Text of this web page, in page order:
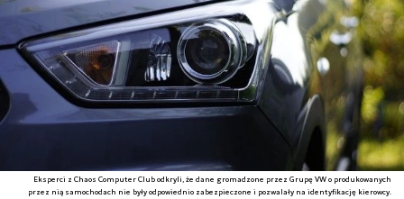
Eksperci z Chaos Computer Club odkryli, że dane gromadzone przez Grupę VW o produkowanych
przez nią samochodach nie były odpowiednio zabezpieczone i pozwalały na identyfikację kierowcy.